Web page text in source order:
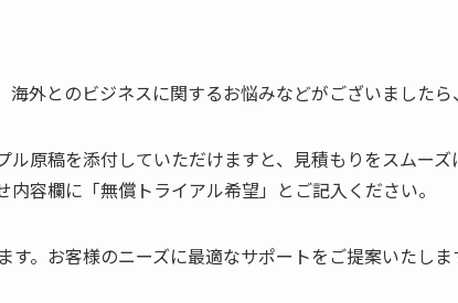
外とのビジネスに関するお悩みなどがございましたら
原稿を添付していただけますと、見積もりをスムー
容欄に「無償トライアル希望」とご記入ください。
す。お客様のニーズに最適なサポートをご提案いたし